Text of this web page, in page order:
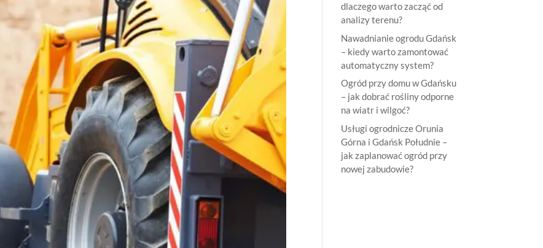
dlaczego warto zacząć od
analizy terenu?
Nawadnianie ogrodu Gdańsk
– kiedy warto zamontować
automatyczny system?
Ogród przy domu w Gdańsku
– jak dobrać rośliny odporne
na wiatr i wilgoć?
Usługi ogrodnicze Orunia
Górna i Gdańsk Południe –
jak zaplanować ogród przy
nowej zabudowie?